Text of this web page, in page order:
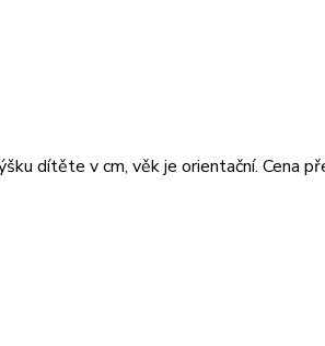
dítěte v cm, věk je orientační. Cena